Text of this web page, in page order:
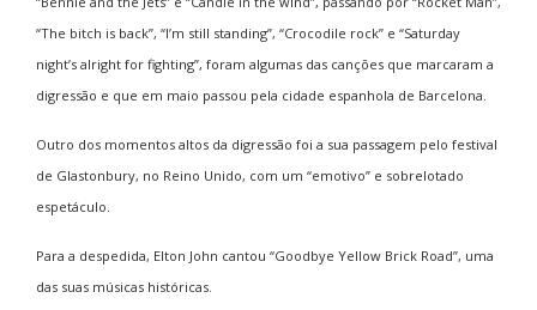
“The bitch is back”, “I’m still standing”, “Crocodile rock” e “Saturday
night’s alright for fighting”, foram algumas das canções que marcaram a
digressão e que em maio passou pela cidade espanhola de Barcelona.
Outro dos momentos altos da digressão foi a sua passagem pelo festival
de Glastonbury, no Reino Unido, com um “emotivo” e sobrelotado
espetáculo.
Para a despedida, Elton John cantou “Goodbye Yellow Brick Road”, uma
das suas músicas históricas.